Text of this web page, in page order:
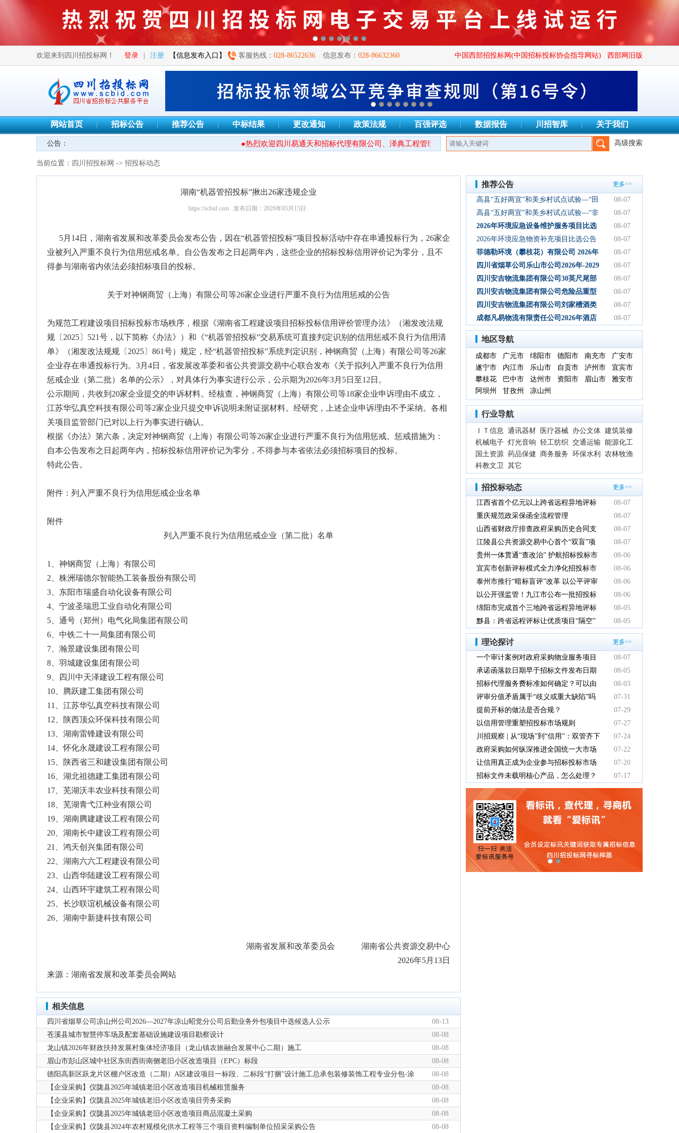
欢迎来到四川招投标网！ 登录 注册 【信息发布入口】 客服热线： 028-86522636 信息发布： 028-86632360 中国西部招投标网(中国招标投标协会指导网站) 西部网旧版
网站首页 招标公告 推荐公告 中标结果 更改通知 政策法规 百强评选 数据报告 川招智库 关于我们
公告： ●热烈欢迎四川易通天和招标代理有限公司、泽典工程管理有限公司、四川秦镜招标代理有限公司、成都万安建设项目管理有限公司
高级搜索
当前位置： 四川招投标网 -> 招投标动态
湖南“机器管招投标”揪出26家违规企业
https://scbid.com 发布日期：2026年05月15日
5月14日，湖南省发展和改革委员会发布公告，因在“机器管招投标”项目投标活动中存在串通投标行为，26家企
业被列入严重不良行为信用惩戒名单。自公告发布之日起两年内，这些企业的招标投标信用评价记为零分，且不
得参与湖南省内依法必须招标项目的投标。
关于对神钢商贸（上海）有限公司等26家企业进行严重不良行为信用惩戒的公告
为规范工程建设项目招标投标市场秩序，根据《湖南省工程建设项目招标投标信用评价管理办法》（湘发改法规
规〔2025〕521号，以下简称《办法》）和《“机器管招投标”交易系统可直接判定识别的信用惩戒不良行为信用清
单》（湘发改法规规〔2025〕861号）规定，经“机器管招投标”系统判定识别，神钢商贸（上海）有限公司等26家
企业存在串通投标行为。3月4日，省发展改革委和省公共资源交易中心联合发布《关于拟列入严重不良行为信用
惩戒企业（第二批）名单的公示》，对具体行为事实进行公示，公示期为2026年3月5日至12日。
公示期间，共收到20家企业提交的申诉材料。经核查，神钢商贸（上海）有限公司等18家企业申诉理由不成立，
江苏华弘真空科技有限公司等2家企业只提交申诉说明未附证据材料。经研究，上述企业申诉理由不予采纳。各相
关项目监管部门已对以上行为事实进行确认。
根据《办法》第六条，决定对神钢商贸（上海）有限公司等26家企业进行严重不良行为信用惩戒。惩戒措施为：
自本公告发布之日起两年内，招标投标信用评价记为零分，不得参与本省依法必须招标项目的投标。
特此公告。
附件：列入严重不良行为信用惩戒企业名单
附件
列入严重不良行为信用惩戒企业（第二批）名单
1、神钢商贸（上海）有限公司
2、株洲瑞德尔智能热工装备股份有限公司
3、东阳市瑞盛自动化设备有限公司
4、宁波圣瑞思工业自动化有限公司
5、通号（郑州）电气化局集团有限公司
6、中铁二十一局集团有限公司
7、瀚景建设集团有限公司
8、羽城建设集团有限公司
9、四川中天泽建设工程有限公司
10、腾跃建工集团有限公司
11、江苏华弘真空科技有限公司
12、陕西顶众环保科技有限公司
13、湖南雷锋建设有限公司
14、怀化永晟建设工程有限公司
15、陕西省三和建设集团有限公司
16、湖北祖德建工集团有限公司
17、芜湖沃丰农业科技有限公司
18、芜湖青弋江种业有限公司
19、湖南腾建建设工程有限公司
20、湖南长中建设工程有限公司
21、鸿天创兴集团有限公司
22、湖南六六工程建设有限公司
23、山西华陆建设工程有限公司
24、山西环宇建筑工程有限公司
25、长沙联谊机械设备有限公司
26、湖南中新捷科技有限公司
湖南省发展和改革委员会 湖南省公共资源交易中心
2026年5月13日
来源：湖南省发展和改革委员会网站
相关信息
四川省烟草公司凉山州公司2026—2027年凉山昭觉分公司后勤业务外包项目中选候选人公示
08-13
苍溪县城市智慧停车场及配套基础设施建设项目勘察设计
08-08
龙山镇2026年财政扶持发展村集体经济项目（龙山镇农旅融合发展中心二期）施工
08-08
眉山市彭山区城中社区东街西街南侧老旧小区改造项目（EPC）标段
08-08
德阳高新区跃龙片区棚户区改造（二期）A区建设项目一标段、二标段“打捆”设计施工总承包装修装饰工程专业分包-涂
料材料供应
08-08
【企业采购】仪陇县2025年城镇老旧小区改造项目机械租赁服务
08-08
【企业采购】仪陇县2025年城镇老旧小区改造项目劳务采购
08-08
【企业采购】仪陇县2025年城镇老旧小区改造项目商品混凝土采购
08-08
【企业采购】仪陇县2024年农村规模化供水工程等三个项目资料编制单位招采采购公告
08-08
推荐公告 更多>>
高县“五好两宜”和美乡村试点试验—“田
园逸趣•农耕研学”农文旅融合新场景项
目初步设计服务结果公告
08-07
高县“五好两宜”和美乡村试点试验—“非
遗传承·研学体验”文化产业园建设项目
初步设计服务结果公告
08-07
2026年环境应急设备维护服务项目比选
公告
08-07
2026年环境应急物资补充项目比选公告
08-07
菲德勒环境（攀枝花）有限公司 2026年
第三季度第二次碳酸钠 招标公告（第二
次）
08-07
四川省烟草公司乐山市公司2026年-2029
年乐山物流中心卷烟装卸分拣服务中标
候选人公示
08-07
四川安吉物流集团有限公司30英尺尾部
自卸式集装箱采购项目成交候选人公示
08-07
四川安吉物流集团有限公司危险品重型
罐式半挂车项目成交候选人公示
08-07
四川安吉物流集团有限公司刘家槽酒类
绿色智慧物流园职业病危害预评价服务
（二次）成交候选人公示
08-07
成都凡易物流有限责任公司2026年酒店
空调采购及安装项目（第三次）评审结
果公示
08-07
地区导航
成都市 广元市 绵阳市 德阳市 南充市
广安市
遂宁市
内江市 乐山市 自贡市 泸州市
宜宾市
攀枝花
巴中市 达州市 资阳市 眉山市
雅安市
阿坝州
甘孜州 凉山州
行业导航
ＩＴ信息 通讯器材 医疗器械 办公文体 建筑装修
机械电子 灯光音响 轻工纺织 交通运输 能源化工
国土资源 药品保健 商务服务 环保水利
农林牧渔
科教文卫 其它
招投标动态 更多>>
江西省首个亿元以上跨省远程异地评标
项目在鹰潭市完成
08-07
重庆规范政采保函全流程管理
08-07
山西省财政厅排查政府采购历史合同支
付情况
08-07
江陵县公共资源交易中心首个“双盲”项
目顺利完成
08-07
贵州一体贯通“查改治” 护航招标投标市
场规范健康发展
08-06
宜宾市创新评标模式全力净化招投标市
场环境
08-06
泰州市推行“暗标盲评”改革 以公平评审
推动政府采购提质增效
08-06
以公开强监管！九江市公布一批招投标
领域系统整治典型案例
08-06
绵阳市完成首个三地跨省远程异地评标
项目
08-05
黟县：跨省远程评标让优质项目“隔空”
落地
08-05
理论探讨 更多>>
一个审计案例对政府采购物业服务项目
的警示
08-07
承诺函落款日期早于招标文件发布日期
有效吗
08-05
招标代理服务费标准如何确定？可以由
中标人支付吗？
08-03
评审分值矛盾属于“歧义或重大缺陷”吗
07-31
提前开标的做法是否合规？
07-29
以信用管理重塑招投标市场规则
07-27
川招观察 | 从“现场”到“信用”：双管齐下
重塑招投标新秩序
07-24
政府采购如何纵深推进全国统一大市场
建设
07-22
让信用真正成为企业参与招标投标市场
竞争的“通行证”
07-20
招标文件未载明核心产品，怎么处理？
07-17